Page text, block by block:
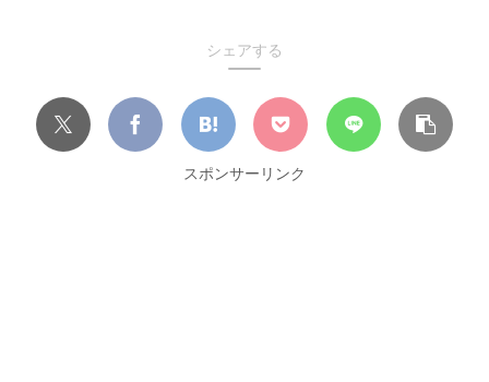
シェアする
スポンサーリンク